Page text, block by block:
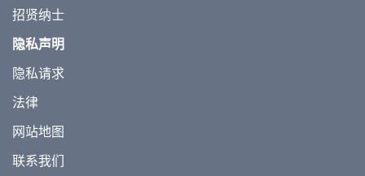
招贤纳士
隐私声明
隐私请求
法律
网站地图
联系我们